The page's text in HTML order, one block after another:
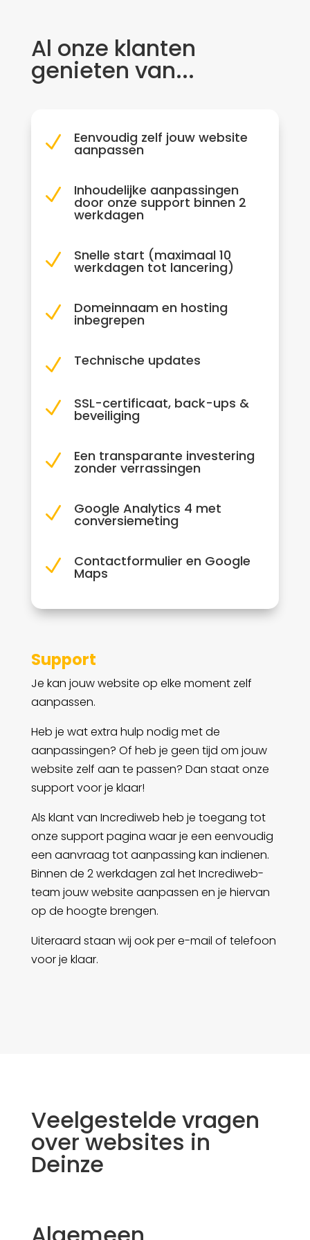
Al onze klanten
genieten van...
N Eenvoudig zelf jouw website
aanpassen
N Inhoudelijke aanpassingen
door onze support binnen 2
werkdagen
N Snelle start (maximaal 10
werkdagen tot lancering)
N Domeinnaam en hosting
inbegrepen
N Technische updates
N SSL-certificaat, back-ups &
beveiliging
N Een transparante investering
zonder verrassingen
N Google Analytics 4 met
conversiemeting
N Contactformulier en Google
Maps
Support
Je kan jouw website op elke moment zelf
aanpassen.
Heb je wat extra hulp nodig met de
aanpassingen? Of heb je geen tijd om jouw
website zelf aan te passen? Dan staat onze
support voor je klaar!
Als klant van Incrediweb heb je toegang tot
onze support pagina waar je een eenvoudig
een aanvraag tot aanpassing kan indienen.
Binnen de 2 werkdagen zal het Incrediweb-
team jouw website aanpassen en je hiervan
op de hoogte brengen.
Uiteraard staan wij ook per e-mail of telefoon
voor je klaar.
Veelgestelde vragen
over websites in
Deinze